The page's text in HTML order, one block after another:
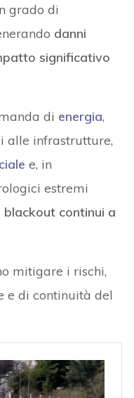
grado di
danni
significativo
di energia,
alle infrastrutture,
e, in
estremi
continui a
mitigare i rischi,
e di continuità del